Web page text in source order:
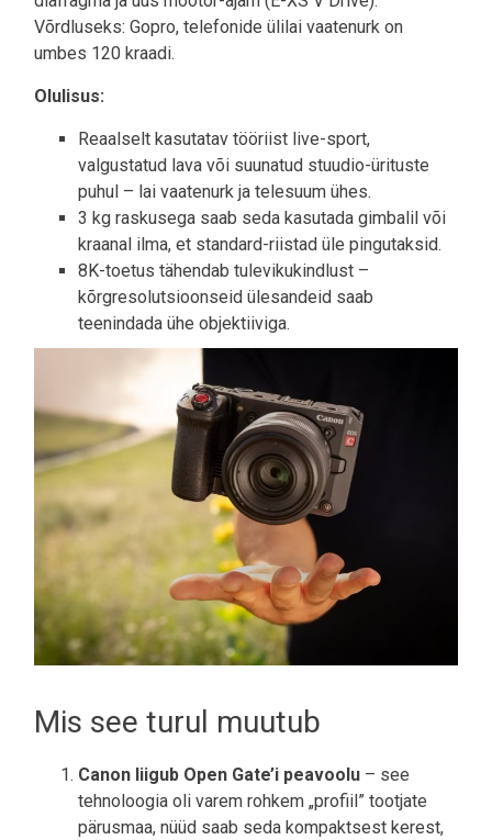
Võrdluseks: Gopro, telefonide ülilai vaatenurk on
umbes 120 kraadi.
Olulisus:
Reaalselt kasutatav tööriist live-sport,
valgustatud lava või suunatud stuudio-ürituste
puhul – lai vaatenurk ja telesuum ühes.
3 kg raskusega saab seda kasutada gimbalil või
kraanal ilma, et standard-riistad üle pingutaksid.
8K-toetus tähendab tulevikukindlust –
kõrgresolutsioonseid ülesandeid saab
teenindada ühe objektiiviga.
Mis see turul muutub
Canon liigub Open Gate’i peavoolu – see
tehnoloogia oli varem rohkem „profiil” tootjate
pärusmaa, nüüd saab seda kompaktsest kerest,